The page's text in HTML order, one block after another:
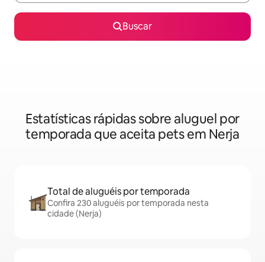
Buscar
Estatísticas rápidas sobre aluguel por
temporada que aceita pets em Nerja
Total de aluguéis por temporada
Confira 230 aluguéis por temporada nesta
cidade (Nerja)